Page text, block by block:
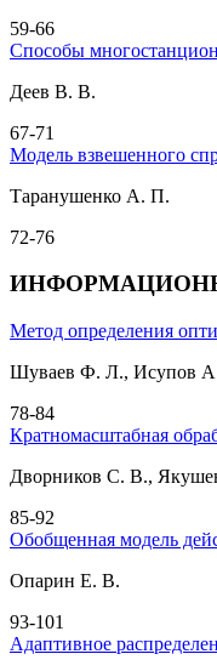
59-66
Способы
Деев В. В.
67-71
Модель взвешенного
Таранушенко А. П.
72-76
Метод определения
Шуваев Ф. Л., Исупов
78-84
Кратномасштабная
Дворников С. В.,
85-92
Обобщенная модель
Опарин Е. В.
93-101
Адаптивное